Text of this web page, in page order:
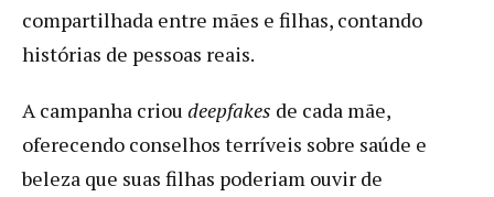
compartilhada entre mães e filhas, contando
histórias de pessoas reais.
A campanha criou deepfakes de cada mãe,
oferecendo conselhos terríveis sobre saúde e
beleza que suas filhas poderiam ouvir de